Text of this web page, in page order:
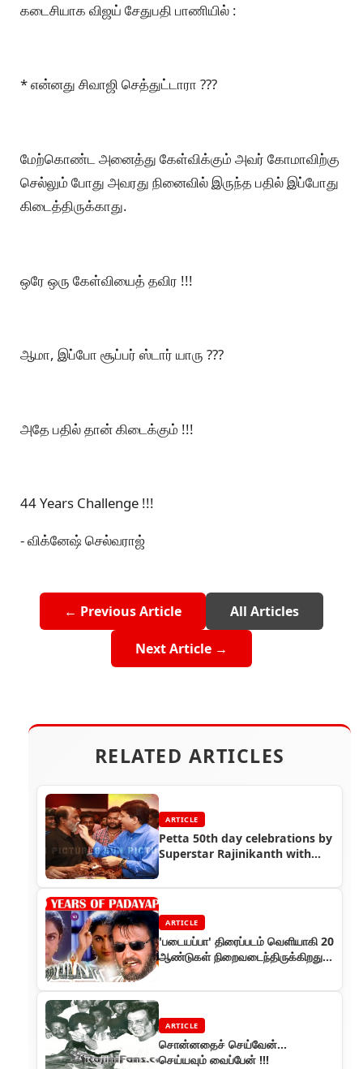
கடைசியாக விஜய் சேதுபதி பாணியில் :
* என்னது சிவாஜி செத்துட்டாரா ???
மேற்கொண்ட அனைத்து கேள்விக்கும் அவர் கோமாவிற்கு
செல்லும் போது அவரது நினைவில் இருந்த பதில் இப்போது
கிடைத்திருக்காது.
ஒரே ஒரு கேள்வியைத் தவிர !!!
ஆமா, இப்போ சூப்பர் ஸ்டார் யாரு ???
அதே பதில் தான் கிடைக்கும் !!!
44 Years Challenge !!!
- விக்னேஷ் செல்வராஜ்
← Previous Article All Articles
Next Article →
RELATED ARTICLES
ARTICLE
Petta 50th day celebrations by
Superstar Rajinikanth with
ARTICLE
'படையப்பா' திரைப்படம் வெளியாகி 20
ஆண்டுகள் நிறைவடைந்திருக்கிறது.
ARTICLE
சொன்னதைச் செய்வேன்...
செய்யவும் வைப்பேன் !!!